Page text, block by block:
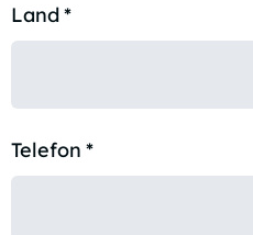
Land*
Telefon *